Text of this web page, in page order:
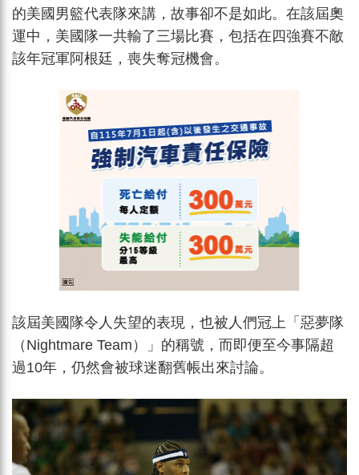
的美國男籃代表隊來講，故事卻不是如此。在該屆奧
運中，美國隊一共輸了三場比賽，包括在四強賽不敵
該年冠軍阿根廷，喪失奪冠機會。
該屆美國隊令人失望的表現，也被人們冠上「惡夢隊
（Nightmare Team）」的稱號，而即便至今事隔超
過10年，仍然會被球迷翻舊帳出來討論。